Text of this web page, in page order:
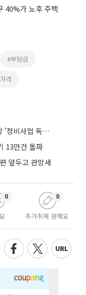
40%가 노후 주택
#부담금
격
"완성된 인프라에 몰린다"⋯청약 시장 '정비사업 독주' 42배 격차
13만건 돌파
앞두고 관망세
0
추가취재 원해요
0